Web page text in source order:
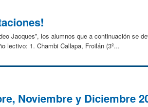
Jacques”, los alumnos que a continuación se
lectivo: 1. Chambi Callapa, Froilán (3º...
Noviembre y Diciembre